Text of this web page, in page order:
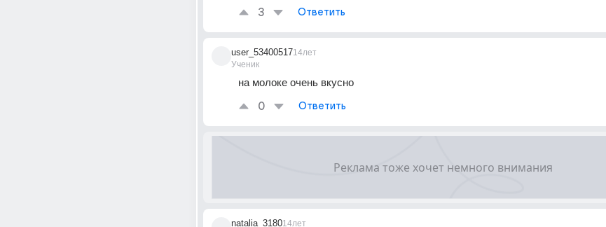
3 Ответить
user_53400517
Ученик
14лет
на молоке очень вкусно
0 Ответить
natalia_318014лет